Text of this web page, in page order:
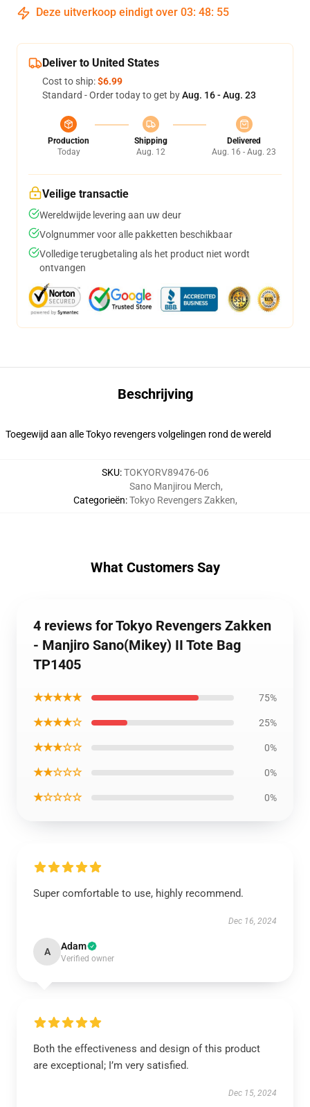
Deze uitverkoop eindigt over 03: 48: 55
Deliver to United States
Cost to ship:$6.99
Standard - Order today to get byAug. 16 - Aug. 23
Production
Today
Shipping
Aug. 12
Delivered
Aug. 16 - Aug. 23
Veilige transactie
Wereldwijde levering aan uw deur
Volgnummer voor alle pakketten beschikbaar
Volledige terugbetaling als het product niet wordt
ontvangen
Beschrijving
Toegewijd aan alle Tokyo revengers volgelingen rond de wereld
SKU:TOKYORV89476-06
Categorieën:
Sano Manjirou Merch,
Tokyo Revengers Zakken,
What Customers Say
4 reviews for Tokyo Revengers Zakken
- Manjiro Sano(Mikey) II Tote Bag
TP1405
★★★★★ 75%
★★★★☆ 25%
★★★☆☆ 0%
★★☆☆☆ 0%
★☆☆☆☆ 0%
Super comfortable to use, highly recommend.
Dec 16, 2024
A Adam
Verified owner
Both the effectiveness and design of this product
are exceptional; I’m very satisfied.
Dec 15, 2024